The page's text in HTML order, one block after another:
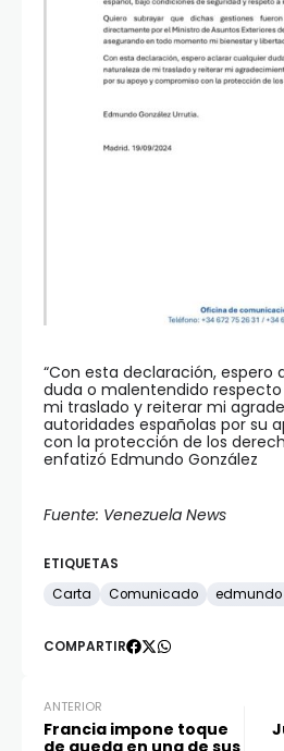
“Con esta declaración, espero
duda o malentendido
mi traslado y reiterar mi
autoridades españolas por su
con la protección de los
enfatizó Edmundo González
Fuente: Venezuela News
ETIQUETAS
Carta
Comunicado edmundo
COMPARTIR
ANTERIOR
Francia impone toque